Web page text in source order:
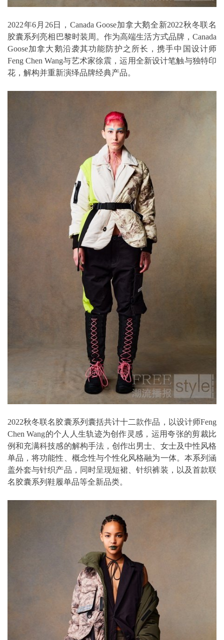
2022年6月26日，Canada Goose加拿大鹅全新2022秋冬联名
胶囊系列亮相巴黎时装周。作为高端生活方式品牌，Canada
Goose加拿大鹅沿袭其功能防护之所长，携手中国设计师
Feng Chen Wang与艺术家徐震，运用全新设计笔触与独特印
花，解构并重新演绎品牌经典产品。
2022秋冬联名胶囊系列囊括共计十二款作品，以设计师Feng
Chen Wang的个人人生轨迹为创作灵感，运用夸张的剪裁比
例和充满科技感的解构手法，创作出男士、女士及中性风格
单品，将功能性、概念性与个性化风格融为一体。本系列涵
盖外套与针织产品，同时呈现短裙、针织裤装，以及首款联
名胶囊系列鞋履单品等全新品类。